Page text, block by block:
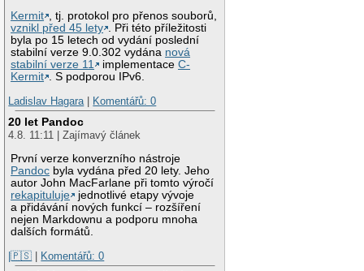
Kermit , tj. protokol pro přenos souborů,
vznikl před 45 lety . Při této příležitosti
byla po 15 letech od vydání poslední
stabilní verze 9.0.302 vydána nová
stabilní verze 11
implementaceC-
Kermit . S podporou IPv6.
Ladislav Hagara | Komentářů: 0
20 let Pandoc
4.8. 11:11 | Zajímavý článek
První verze konverzního nástroje
Pandoc byla vydána před 20 lety. Jeho
autor John MacFarlane při tomto výročí
rekapituluje
jednotlivé etapy vývoje
a přidávání nových funkcí – rozšíření
nejen Markdownu a podporu mnoha
dalších formátů.
|🇵🇸 | Komentářů: 0